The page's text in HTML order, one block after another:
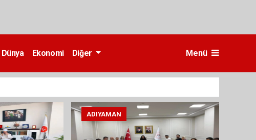
Dünya Ekonomi Diğer Menü
ADIYAMAN